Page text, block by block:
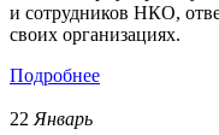
и сотрудников НКО,
своих организациях.
Подробнее
22 Январь